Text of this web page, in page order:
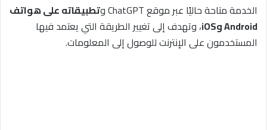
الخدمة متاحة حاليًا عبر موقع ChatGPT و
تطبيقاته على هواتف
Android وiOS
، وتهدف إلى تغيير الطريقة التي يعتمد فيها
المستخدمون على الإنترنت للوصول إلى المعلومات.